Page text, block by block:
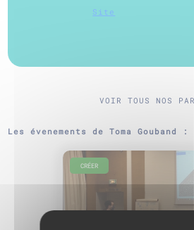
Site
VOIR TOUS NOS
Les évenements de Toma Gouband :
CRÉER